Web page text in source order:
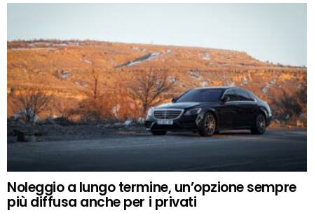
Noleggio a lungo termine, un’opzione sempre
più diffusa anche per i privati